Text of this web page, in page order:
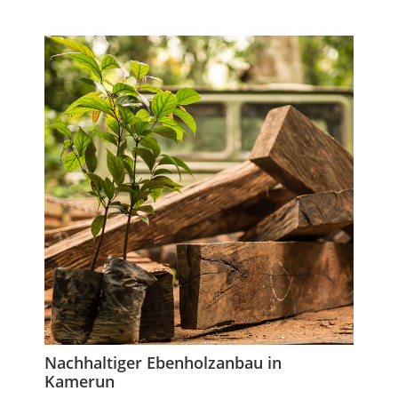
Nachhaltiger Ebenholzanbau in
Kamerun